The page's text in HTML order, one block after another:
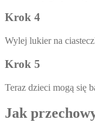
Krok 4
Wylej lukier na
Krok 5
Teraz dzieci mogą się
Jak